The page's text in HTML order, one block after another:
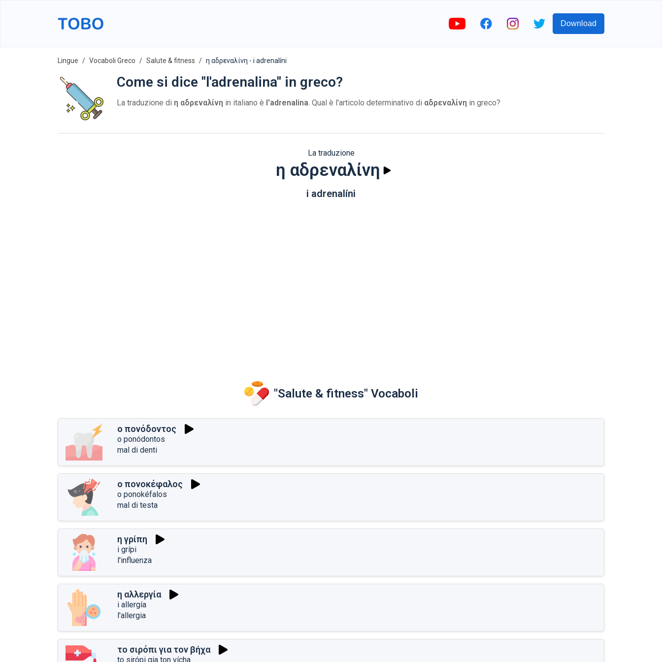
Download
Lingue Vocaboli Greco Salute & fitness η αδρεναλίνη - i adrenalíni
Come si dice "l'adrenalina" in greco?
La traduzione di η αδρεναλίνη in italiano è l'adrenalina. Qual è l'articolo determinativo di αδρεναλίνη in greco?
La traduzione
η αδρεναλίνη
i adrenalíni
"Salute & fitness" Vocaboli
ο πονόδοντος
o ponódontos
mal di denti
ο πονοκέφαλος
o ponokéfalos
mal di testa
η γρίπη
i grípi
l'influenza
η αλλεργία
i allergía
l'allergia
το σιρόπι για τον βήχα
to sirópi gia ton vícha